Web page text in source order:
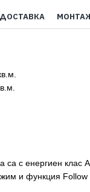
ДОСТАВКА
са с енергиен
и функция Follow